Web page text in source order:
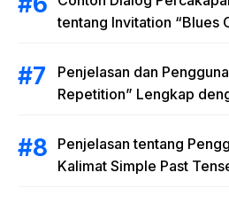
tentang Invitation “Blues
Penjelasan dan
Repetition” Lengkap
Penjelasan tentang
Kalimat Simple Past